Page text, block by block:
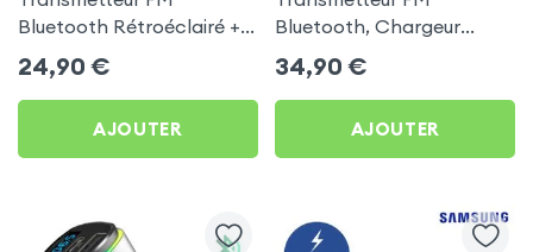
Bluetooth Rétroéclairé +
Chargeur Voiture USB C
et USB - XO
24,90 €
AJOUTER
Bluetooth, Chargeur
Allume-cigare, Muvit pour
Microsoft Surface Go 3
34,90 €
AJOUTER